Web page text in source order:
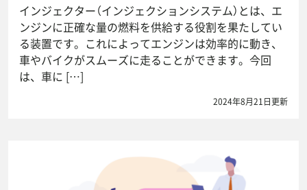
インジェクター（インジェクションシステム）とは、エ
ンジンに正確な量の燃料を供給する役割を果たしてい
る装置です。これによってエンジンは効率的に動き、
車やバイクがスムーズに走ることができます。今回
は、車に […]
2024年8月21日更新